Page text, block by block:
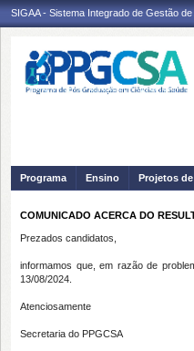
SIGAA - Sistema Integrado de Gestão
Programa Ensino Projetos
COMUNICADO ACERCA DO
Prezados candidatos,
informamos que, em razão de
13/08/2024.
Atenciosamente
Secretaria do PPGCSA